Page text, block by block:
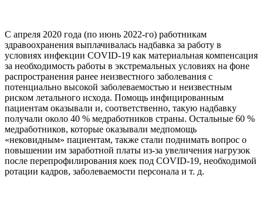
С апреля 2020 года (по июнь 2022-го) работникам
здравоохранения выплачивалась надбавка за работу в
условиях инфекции COVID-19 как материальная компенсация
за необходимость работы в экстремальных условиях на фоне
распространения ранее неизвестного заболевания с
потенциально высокой заболеваемостью и неизвестным
риском летального исхода. Помощь инфицированным
пациентам оказывали и, соответственно, такую надбавку
получали около 40 % медработников страны. Остальные 60 %
медработников, которые оказывали медпомощь
«нековидным» пациентам, также стали поднимать вопрос о
повышении им заработной платы из-за увеличения нагрузок
после перепрофилирования коек под COVID-19, необходимой
ротации кадров, заболеваемости персонала и т. д.